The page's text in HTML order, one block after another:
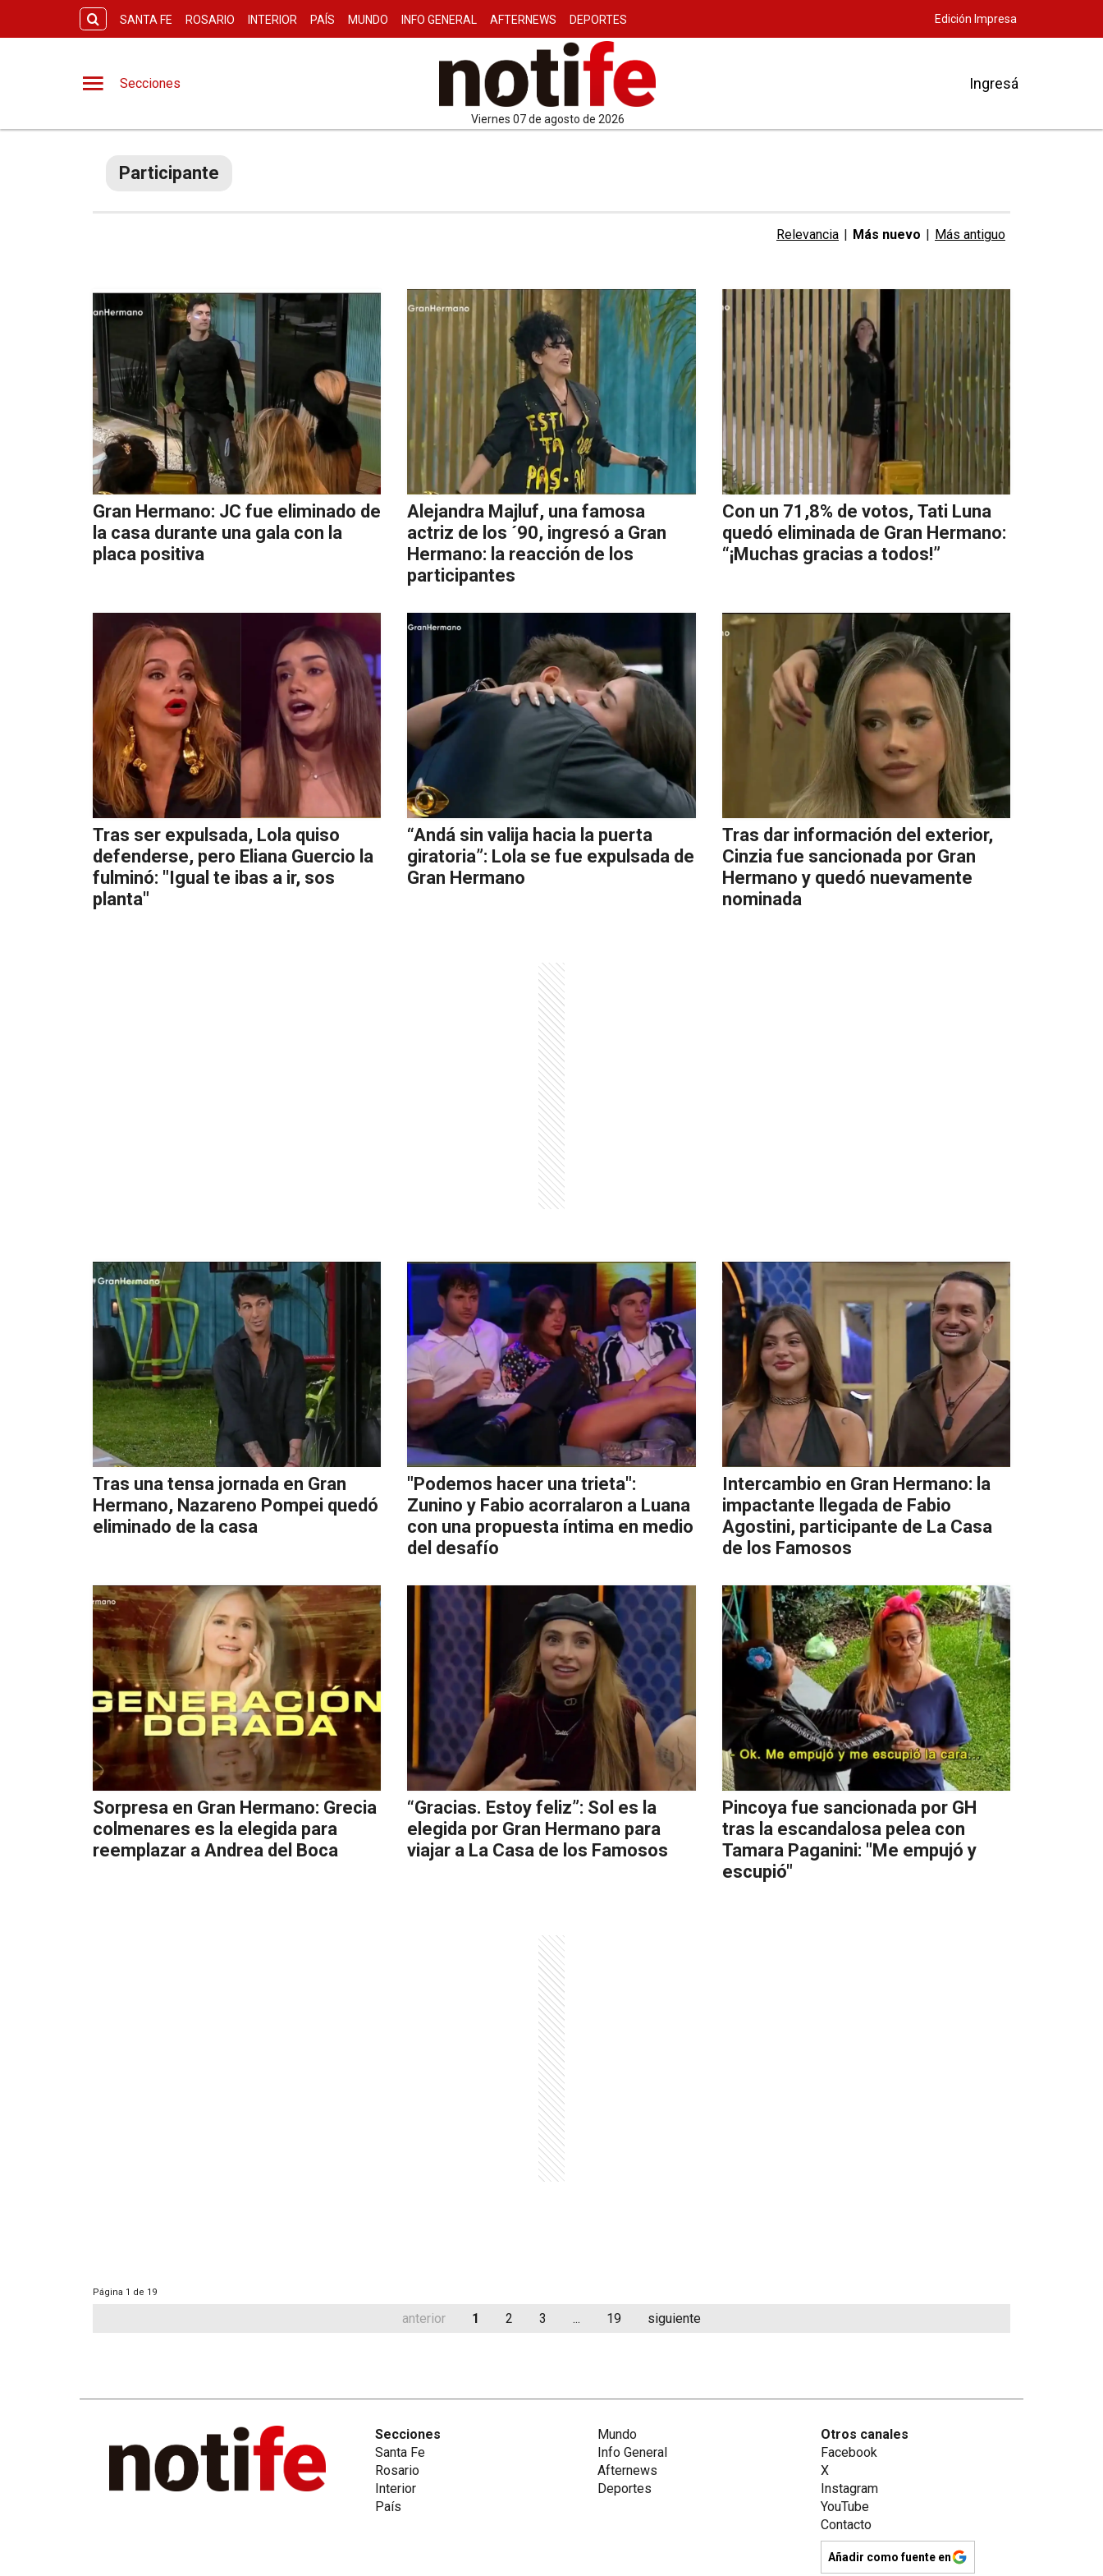
SANTA FE ROSARIO INTERIOR PAÍS MUNDO INFO GENERAL AFTERNEWS DEPORTES Edición Impresa
Secciones
viernes 07 de agosto de 2026
Ingresá
Participante
Relevancia | Más nuevo | Más antiguo
Gran Hermano: JC fue eliminado de
la casa durante una gala con la
placa positiva
Alejandra Majluf, una famosa
actriz de los ´90, ingresó a Gran
Hermano: la reacción de los
participantes
Con un 71,8% de votos, Tati Luna
quedó eliminada de Gran Hermano:
“¡Muchas gracias a todos!”
Tras ser expulsada, Lola quiso
defenderse, pero Eliana Guercio la
fulminó: "Igual te ibas a ir, sos
planta"
“Andá sin valija hacia la puerta
giratoria”: Lola se fue expulsada de
Gran Hermano
Tras dar información del exterior,
Cinzia fue sancionada por Gran
Hermano y quedó nuevamente
nominada
Tras una tensa jornada en Gran
Hermano, Nazareno Pompei quedó
eliminado de la casa
"Podemos hacer una trieta":
Zunino y Fabio acorralaron a Luana
con una propuesta íntima en medio
del desafío
Intercambio en Gran Hermano: la
impactante llegada de Fabio
Agostini, participante de La Casa
de los Famosos
Sorpresa en Gran Hermano: Grecia
colmenares es la elegida para
reemplazar a Andrea del Boca
“Gracias. Estoy feliz”: Sol es la
elegida por Gran Hermano para
viajar a La Casa de los Famosos
Pincoya fue sancionada por GH
tras la escandalosa pelea con
Tamara Paganini: "Me empujó y
escupió"
Página 1 de 19
anterior 1 2 3 ... 19 siguiente
Secciones
Santa Fe
Rosario
Interior
País
Mundo
Info General
Afternews
Deportes
Otros canales
Facebook
X
Instagram
YouTube
Contacto
Añadir como fuente en